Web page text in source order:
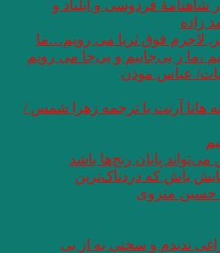
شاهنامۀ فردوسی و ایلیاد و
زاده
لاجرم فوق ثریا می رویم…ما
،ما ز بی‌جاییم و بی‌جا می رویم
عباس موذن
هانا آرنت با ترجمه زهرا شمس /
پایان رنج‌ها باشد
باش که دردناک‌ترین
منزوی
ندیدم و سخنی به از بی